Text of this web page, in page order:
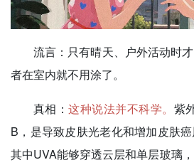
流言： 只有晴天、户外活动时
者在室内就不用涂了。
真相：这种说法并不科学。 紫
B，是导致皮肤光老化和增加皮肤癌
其中UVA能够穿透云层和单层玻璃